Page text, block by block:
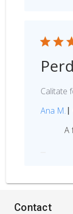
l
i
ă
i
Calitate
Ana M.
A
Contact